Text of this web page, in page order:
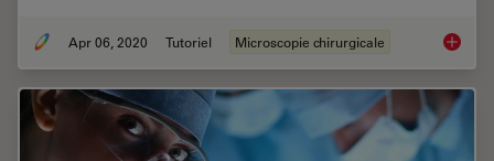
Apr 06, 2020 Tutoriel Microscopie chirurgicale How to